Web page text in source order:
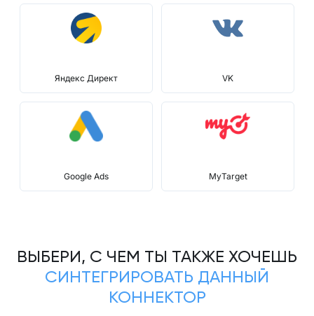
Яндекс Директ VK
Google Ads MyTarget
ВЫБЕРИ, С ЧЕМ ТЫ ТАКЖЕ ХОЧЕШЬ
СИНТЕГРИРОВАТЬ ДАННЫЙ
КОННЕКТОР